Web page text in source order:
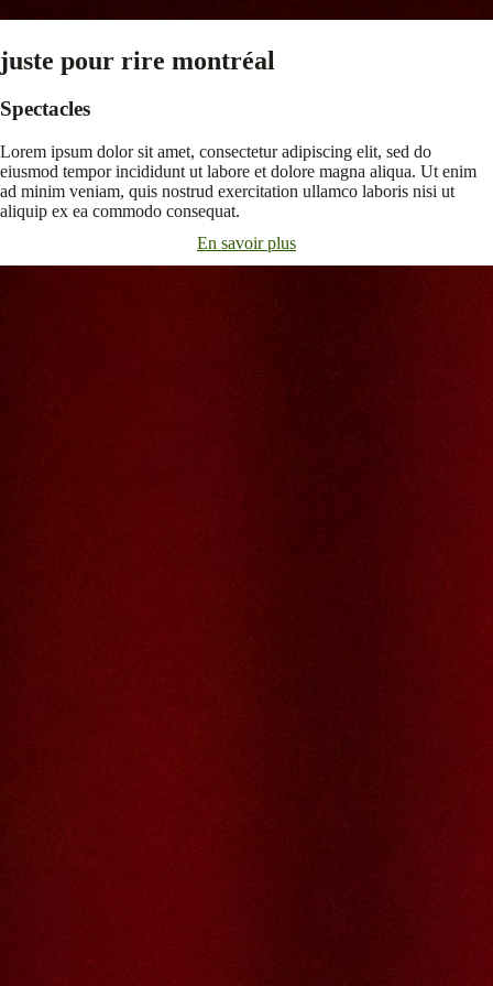
juste pour rire montréal
Spectacles
Lorem ipsum dolor sit amet, consectetur adipiscing elit, sed do
eiusmod tempor incididunt ut labore et dolore magna aliqua. Ut enim
ad minim veniam, quis nostrud exercitation ullamco laboris nisi ut
aliquip ex ea commodo consequat.
En savoir plus